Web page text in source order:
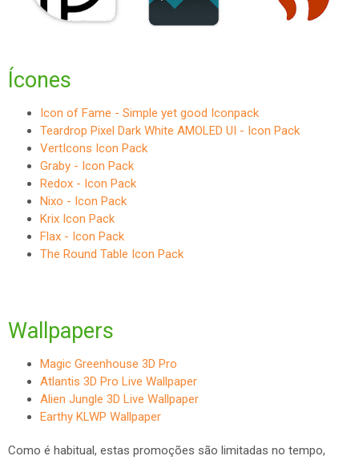
Ícones
Icon of Fame - Simple yet good Iconpack
Teardrop Pixel Dark White AMOLED UI - Icon Pack
VertIcons Icon Pack
Graby - Icon Pack
Redox - Icon Pack
Nixo - Icon Pack
Krix Icon Pack
Flax - Icon Pack
The Round Table Icon Pack
Wallpapers
Magic Greenhouse 3D Pro
Atlantis 3D Pro Live Wallpaper
Alien Jungle 3D Live Wallpaper
Earthy KLWP Wallpaper
Como é habitual, estas promoções são limitadas no tempo,